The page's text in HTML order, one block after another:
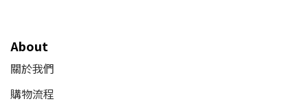
About
關於我們
購物流程